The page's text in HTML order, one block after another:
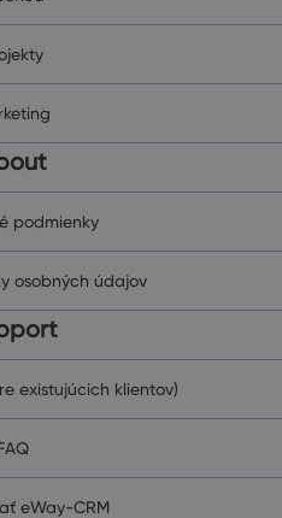
podmienky
osobných údajov
existujúcich klientov)
eWay-CRM